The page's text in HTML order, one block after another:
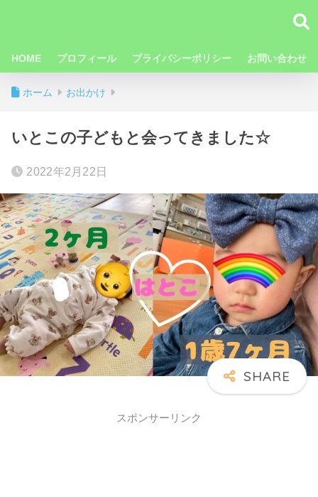
HOME プロフィール プライバシーポリシー お問い合わせ
ホーム お出かけ
いとこの子どもと会ってきました☆
2022年2月22日
スポンサーリンク